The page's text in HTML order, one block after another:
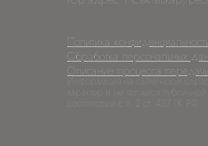
Политика
Обработка персональных
Описание процесса